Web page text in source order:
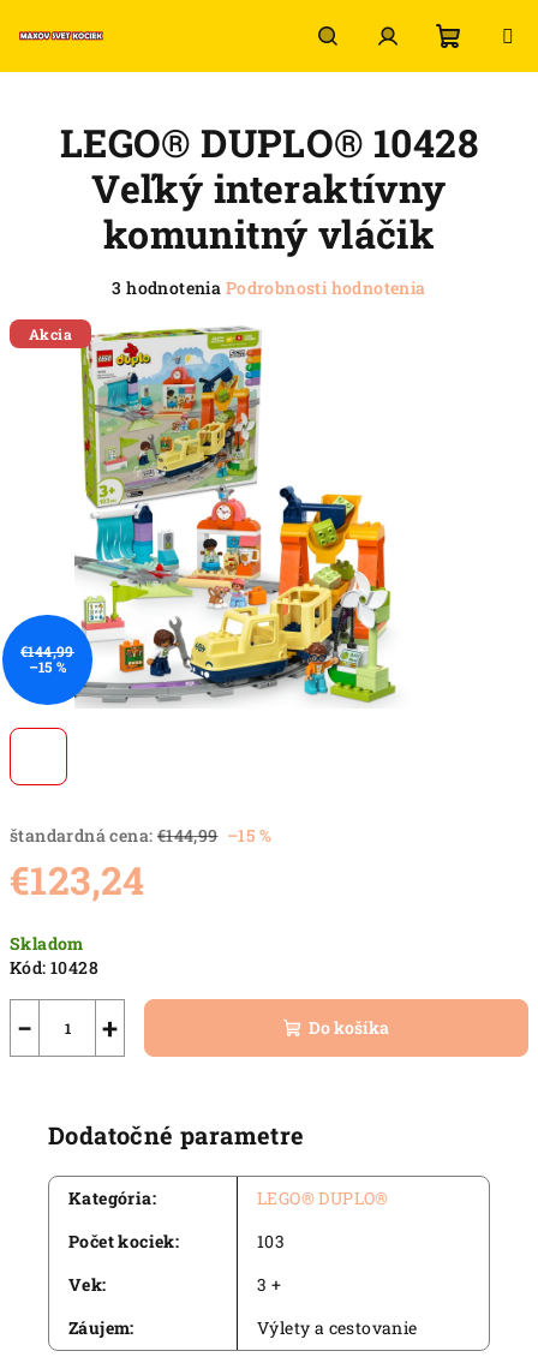
na
HľadaťPrihlásenie
košík
štandardná cena: €144,99 –15 %
€123,24
cena:
Skladom
Kód: 10428
+
− Do košíka
LEGO® DUPLO® 10428
Veľký interaktívny
komunitný vláčik
Priemerné
produktu
je
5,0
z
5
hviezdičiek.
3 hodnotenia Podrobnosti hodnotenia
Akcia
€144,99
–15 %
Dodatočné parametre
Kategória:
LEGO® DUPLO®
Počet kociek:
103
Vek:
3 +
Záujem: Výlety a cestovanie